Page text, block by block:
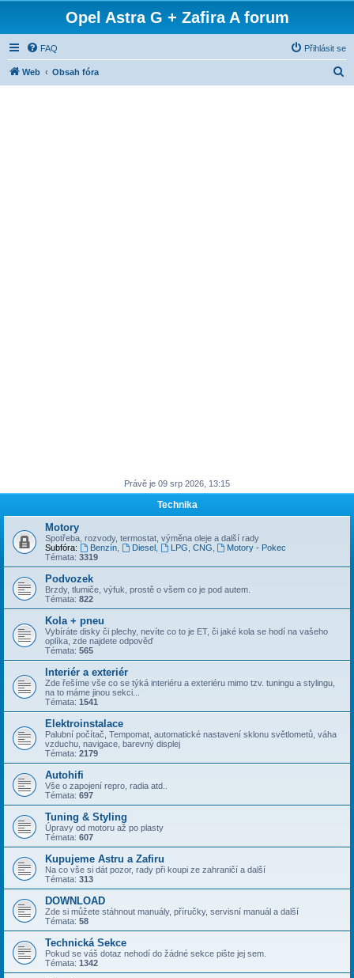
Opel Astra G + Zafira A forum
FAQ Přihlásit se
Web Obsah fóra
Právě je 09 srp 2026, 13:15
Technika
Motory
Spotřeba, rozvody, termostat, výměna oleje a další rady
Subfóra:
Benzín, Diesel, LPG, CNG
Motory - Pokec
Témata: 3319
Podvozek
Brzdy, tlumiče, výfuk, prostě o všem co je pod autem.
Témata: 822
Kola + pneu
Vybíráte disky či plechy, nevíte co to je ET, či jaké kola se hodí na vašeho
oplíka, zde najdete odpověď
Témata: 565
Interiér a exteriér
Zde řešíme vše co se týká interiéru a exteriéru mimo tzv. tuningu a stylingu,
na to máme jinou sekci...
Témata: 1541
Elektroinstalace
Palubní počítač, Tempomat, automatické nastavení sklonu světlometů, váha
vzduchu, navigace, barevný displej
Témata: 2179
Autohifi
Vše o zapojení repro, radia atd..
Témata: 697
Tuning & Styling
Úpravy od motoru až po plasty
Témata: 607
Kupujeme Astru a Zafiru
Na co vše si dát pozor, rady při koupi ze zahraničí a další
Témata: 313
DOWNLOAD
Zde si můžete stáhnout manuály, příručky, servisní manuál a další
Témata: 58
Technická Sekce
Pokud se váš dotaz nehodí do žádné sekce pište jej sem.
Témata: 1342